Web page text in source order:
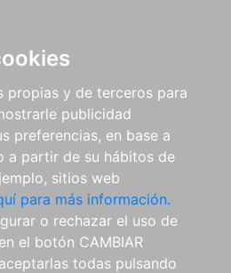
propias y de terceros para
publicidad
preferencias, en base a
a partir de su hábitos de
sitios web
para más información.
o rechazar el uso de
el botón CAMBIAR
aceptarlas todas pulsando